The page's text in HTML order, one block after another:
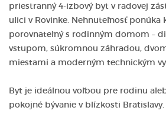
priestranný 4-izbový byt v radovej
ulici v Rovinke. Nehnuteľnosť ponúka
porovnateľný s rodinným domom –
vstupom, súkromnou záhradou,
miestami a moderným technickým
Byt je ideálnou voľbou pre rodinu
pokojné bývanie v blízkosti Bratislavy.